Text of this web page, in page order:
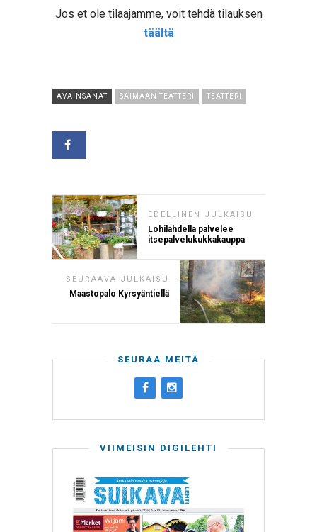
Jos et ole tilaajamme, voit tehdä tilauksen
täältä
AVAINSANAT SAIMAAN TEATTERI TEATTERI
EDELLINEN JULKAISU
Lohilahdella palvelee
itsepalvelukukkakauppa
SEURAAVA JULKAISU
Maastopalo Kyrsyäntiellä
SEURAA MEITÄ
VIIMEISIN DIGILEHTI